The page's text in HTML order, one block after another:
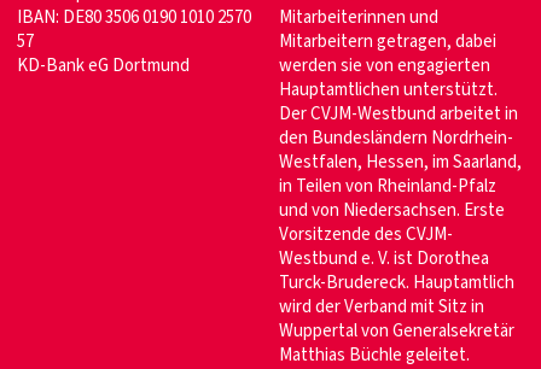
IBAN: DE80 3506 0190 1010 2570
57
KD-Bank eG Dortmund
Mitarbeiterinnen und
Mitarbeitern getragen, dabei
werden sie von engagierten
Hauptamtlichen unterstützt.
Der CVJM-Westbund arbeitet in
den Bundesländern Nordrhein-
Westfalen, Hessen, im Saarland,
in Teilen von Rheinland-Pfalz
und von Niedersachsen. Erste
Vorsitzende des CVJM-
Westbund e. V. ist Dorothea
Turck-Brudereck. Hauptamtlich
wird der Verband mit Sitz in
Wuppertal von Generalsekretär
Matthias Büchle geleitet.